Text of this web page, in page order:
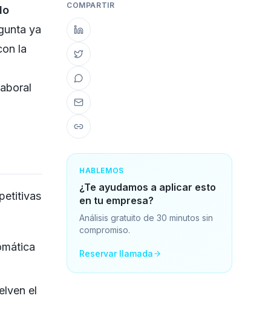
ya
la
el
COMPARTIR
HABLEMOS
¿Te ayudamos a aplicar esto
en tu empresa?
Análisis gratuito de 30 minutos sin
compromiso.
Reservar llamada